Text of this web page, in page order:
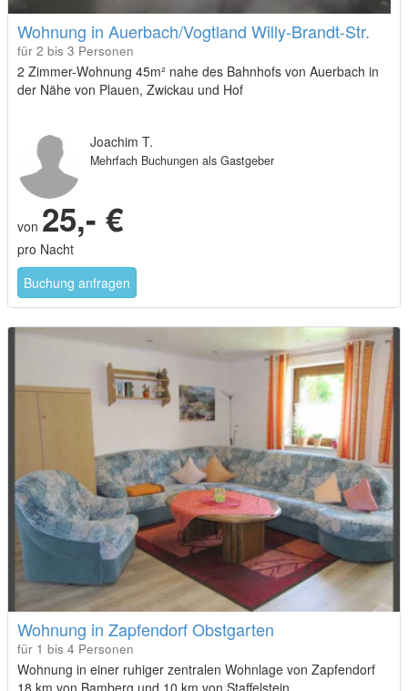
Wohnung in Auerbach/Vogtland Willy-Brandt-Str.
für 2 bis 3 Personen
2 Zimmer-Wohnung 45m² nahe des Bahnhofs von Auerbach in
der Nähe von Plauen, Zwickau und Hof
Joachim T.
Mehrfach Buchungen als Gastgeber
von 25,- €
pro Nacht
Buchung anfragen
Wohnung in Zapfendorf Obstgarten
für 1 bis 4 Personen
Wohnung in einer ruhiger zentralen Wohnlage von Zapfendorf
18 km von Bamberg und 10 km von Staffelstein